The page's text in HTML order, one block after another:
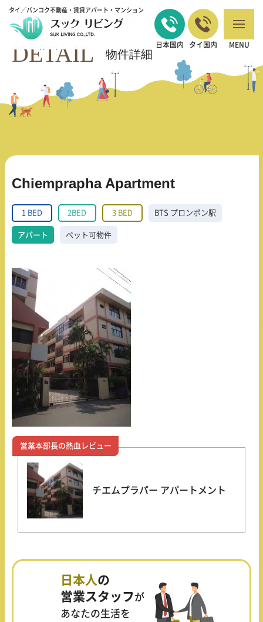
タイ／バンコク不動産・賃貸アパート・マンション
日本国内 タイ国内 MENU
バンコクの不動産・賃貸 TOP 1 BED > Chiemprapha Apartment
DETAIL 物件詳細
Chiemprapha Apartment
1 BED 2BED 3 BED BTS プロンポン駅
アパート ペット可物件
営業本部長の熱血レビュー
チエムプラパー アパートメント
日本人 の
営業スタッフが
あなたの生活を